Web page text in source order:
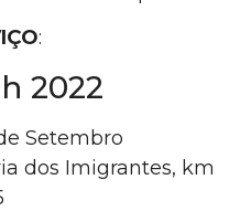
:
2022
Setembro
dos Imigrantes, km